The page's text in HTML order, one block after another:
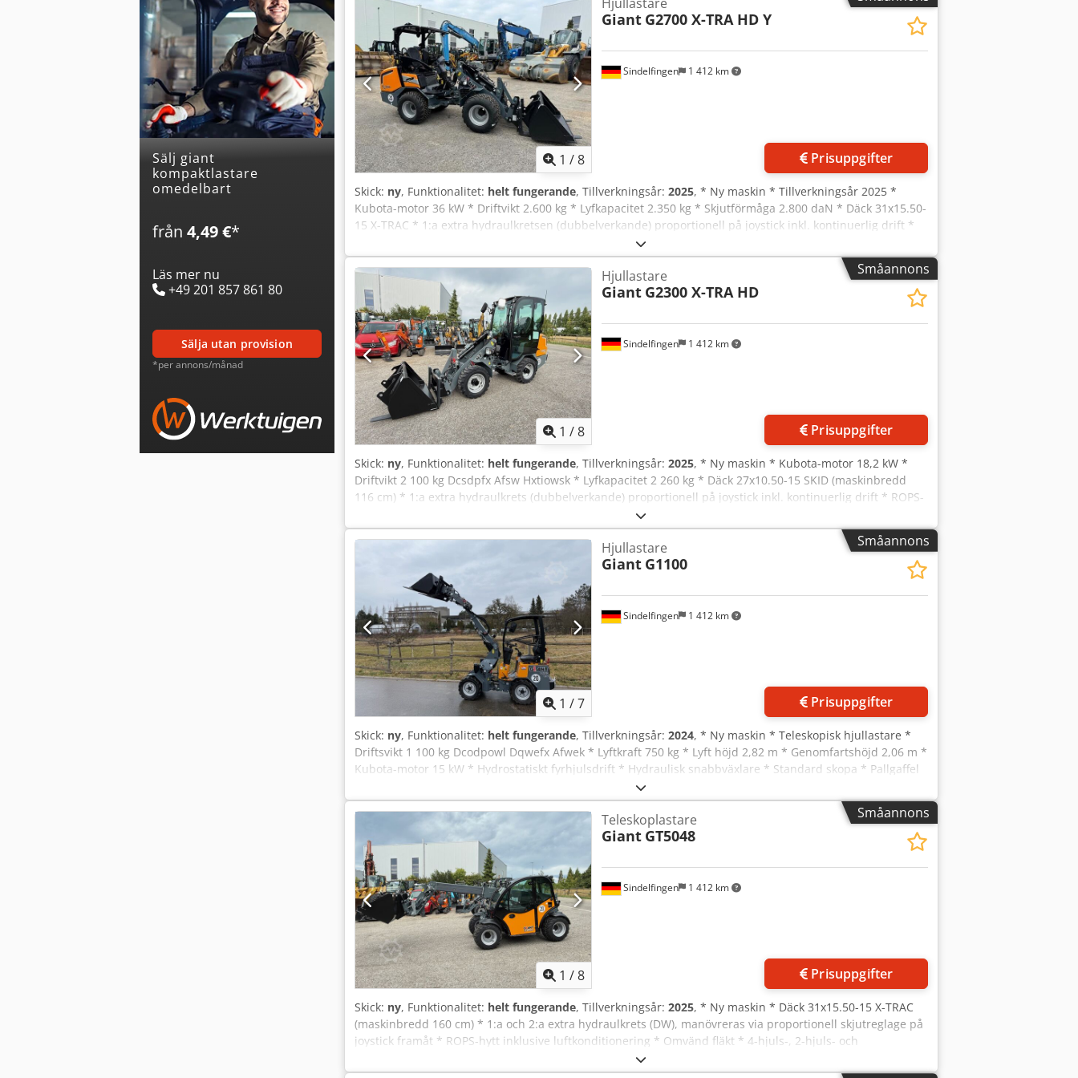
Sälj giant
kompaktlastare
omedelbart
från 4,49 €*
Läs mer nu
+49 201 857 861 80
sälja utan provision
*per annons/månad
1 /8
Sindelfingen 1 412 km
Hjullastare
Giant G2700 X-TRA HD Y
Prisuppgifter
Skick: ny, Funktionalitet: helt fungerande, Tillverkningsår: 2025, * Ny maskin * Tillverkningsår 2025 *
Kubota-motor 36 kW * Driftvikt 2.600 kg * Lyfkapacitet 2.350 kg * Skjutförmåga 2.800 daN * Däck 31x15.50-
15 X-TRAC * 1:a extra hydraulkretsen (dubbelverkande) proportionell på joystick inkl. kontinuerlig drift *
Fällbart deluxe ROPS / FOPS säkerhetstak * StVZO-paket upp till 20 km/h * Vägbelysning (halogen) *
Stänkskärmsbreddare * Bakviktplatta 62 kg under maskinen Dcjdpjwmbxzofx Afwek * Standardskopa
1.400 mm bred och pallgafflar 1.000 mm
Småannons
1 /8
Sindelfingen 1 412 km
Hjullastare
Giant G2300 X-TRA HD
Prisuppgifter
Skick: ny, Funktionalitet: helt fungerande, Tillverkningsår: 2025, * Ny maskin * Kubota-motor 18,2 kW *
Driftvikt 2 100 kg Dcsdpfx Afsw Hxtiowsk * Lyfkapacitet 2 260 kg * Däck 27x10.50-15 SKID (maskinbredd
116 cm) * 1:a extra hydraulkrets (dubbelverkande) proportionell på joystick inkl. kontinuerlig drift * ROPS-
hytt inkl. värme/2 speglar/2x halogenarbetsstrålkastare fram & bak/radio - mekaniskt fjädrad, justerbar
komfortstol med säkerhetsbälte och armstöd * StVZO-paket för upp till 20 km/h * Vägbelysning (halogen) *
Stänkskyddsförlängning * Bakre viktplatta (90 kg) inkl. manöverkoppling * Standardskopa 1 200 mm bred
och pallgafflar 1 000 mm
Småannons
1 /7
Sindelfingen 1 412 km
Hjullastare
Giant G1100
Prisuppgifter
Skick: ny, Funktionalitet: helt fungerande, Tillverkningsår: 2024, * Ny maskin * Teleskopisk hjullastare *
Driftsvikt 1 100 kg Dcodpowl Dqwefx Afwek * Lyftkraft 750 kg * Lyft höjd 2,82 m * Genomfartshöjd 2,06 m *
Kubota-motor 15 kW * Hydrostatiskt fyrhjulsdrift * Hydraulisk snabbväxlare * Standard skopa * Pallgaffel
Småannons
1 /8
Sindelfingen 1 412 km
Teleskoplastare
Giant GT5048
Prisuppgifter
Skick: ny, Funktionalitet: helt fungerande, Tillverkningsår: 2025, * Ny maskin * Däck 31x15.50-15 X-TRAC
(maskinbredd 160 cm) * 1:a och 2:a extra hydraulkrets (DW), manövreras via proportionell skjutreglage på
joystick framåt * ROPS-hytt inklusive luftkonditionering * Omvänd fläkt * 4-hjuls-, 2-hjuls- och
hundgångsstyrning * Luftfjädrad, justerbar komfortsits * Extra arbetsstrålkastare halogen framtill på
lyftarmen * Bakviktsplatta 180 kg inklusive rangerdrag * Batteri 100 Ah Dcsdpjw Hxugofx Afwek *